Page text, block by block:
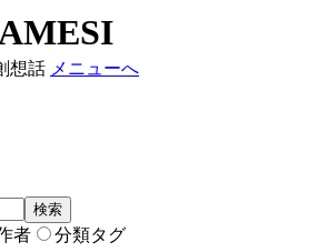
想話 メニューへ
者
分類タグ